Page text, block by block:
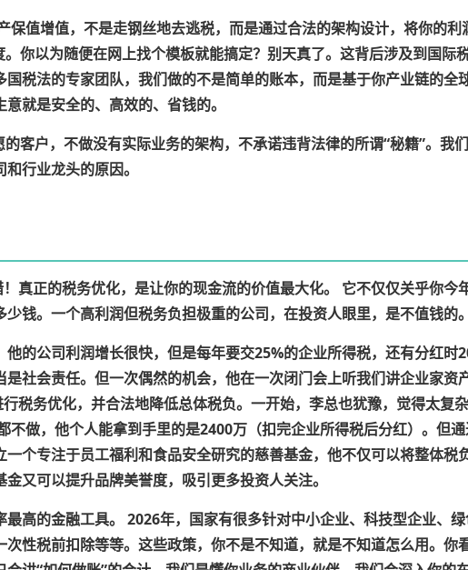
保值增值，不是走钢丝地去逃税，而是通过合法的架构设计，将你的
你以为随便在网上找个模板就能搞定？别天真了。这背后涉及到国际
税法的专家团队， 我们做的不是简单的账本，而是基于你产业链的全
就是安全的、高效的、省钱的。
客户，不做没有实际业务的架构，不承诺违背法律的所谓“秘籍”。我
行业龙头的原因。
真正的税务优化，是让你的现金流的价值最大化。
它不仅仅关乎你今
钱。 一个高利润但税务负担极重的公司，在投资人眼里，是不值钱的。
的公司利润增长很快，但是每年要交25%的企业所得税，还有分红时
社会责任。但一次偶然的机会，他在一次闭门会上听我们讲企业家资
税务优化，并合法地降低总体税负。一开始，李总也犹豫，觉得太复
不做，他个人能拿到手里的是2400万（扣完企业所得税后分红）。但
个专注于员工福利和食品安全研究的慈善基金，他不仅可以将整体税
又可以提升品牌美誉度，吸引更多投资人关注。
高的金融工具。 2026年，国家有很多针对中小企业、科技型企业、绿
性税前扣除等等。这些政策，你不是不知道，就是不知道怎么用。你